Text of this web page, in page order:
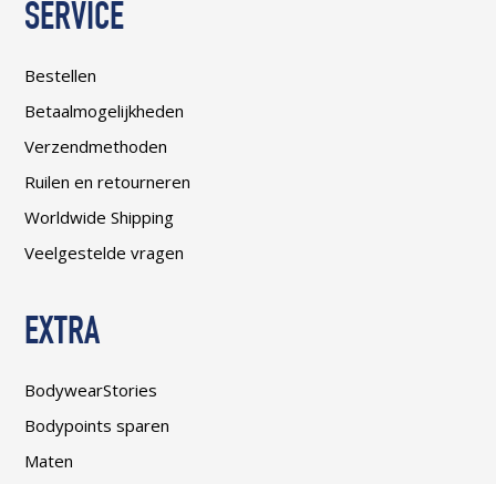
SERVICE
Bestellen
Betaalmogelijkheden
Verzendmethoden
Ruilen en retourneren
Worldwide Shipping
Veelgestelde vragen
EXTRA
BodywearStories
Bodypoints sparen
Maten